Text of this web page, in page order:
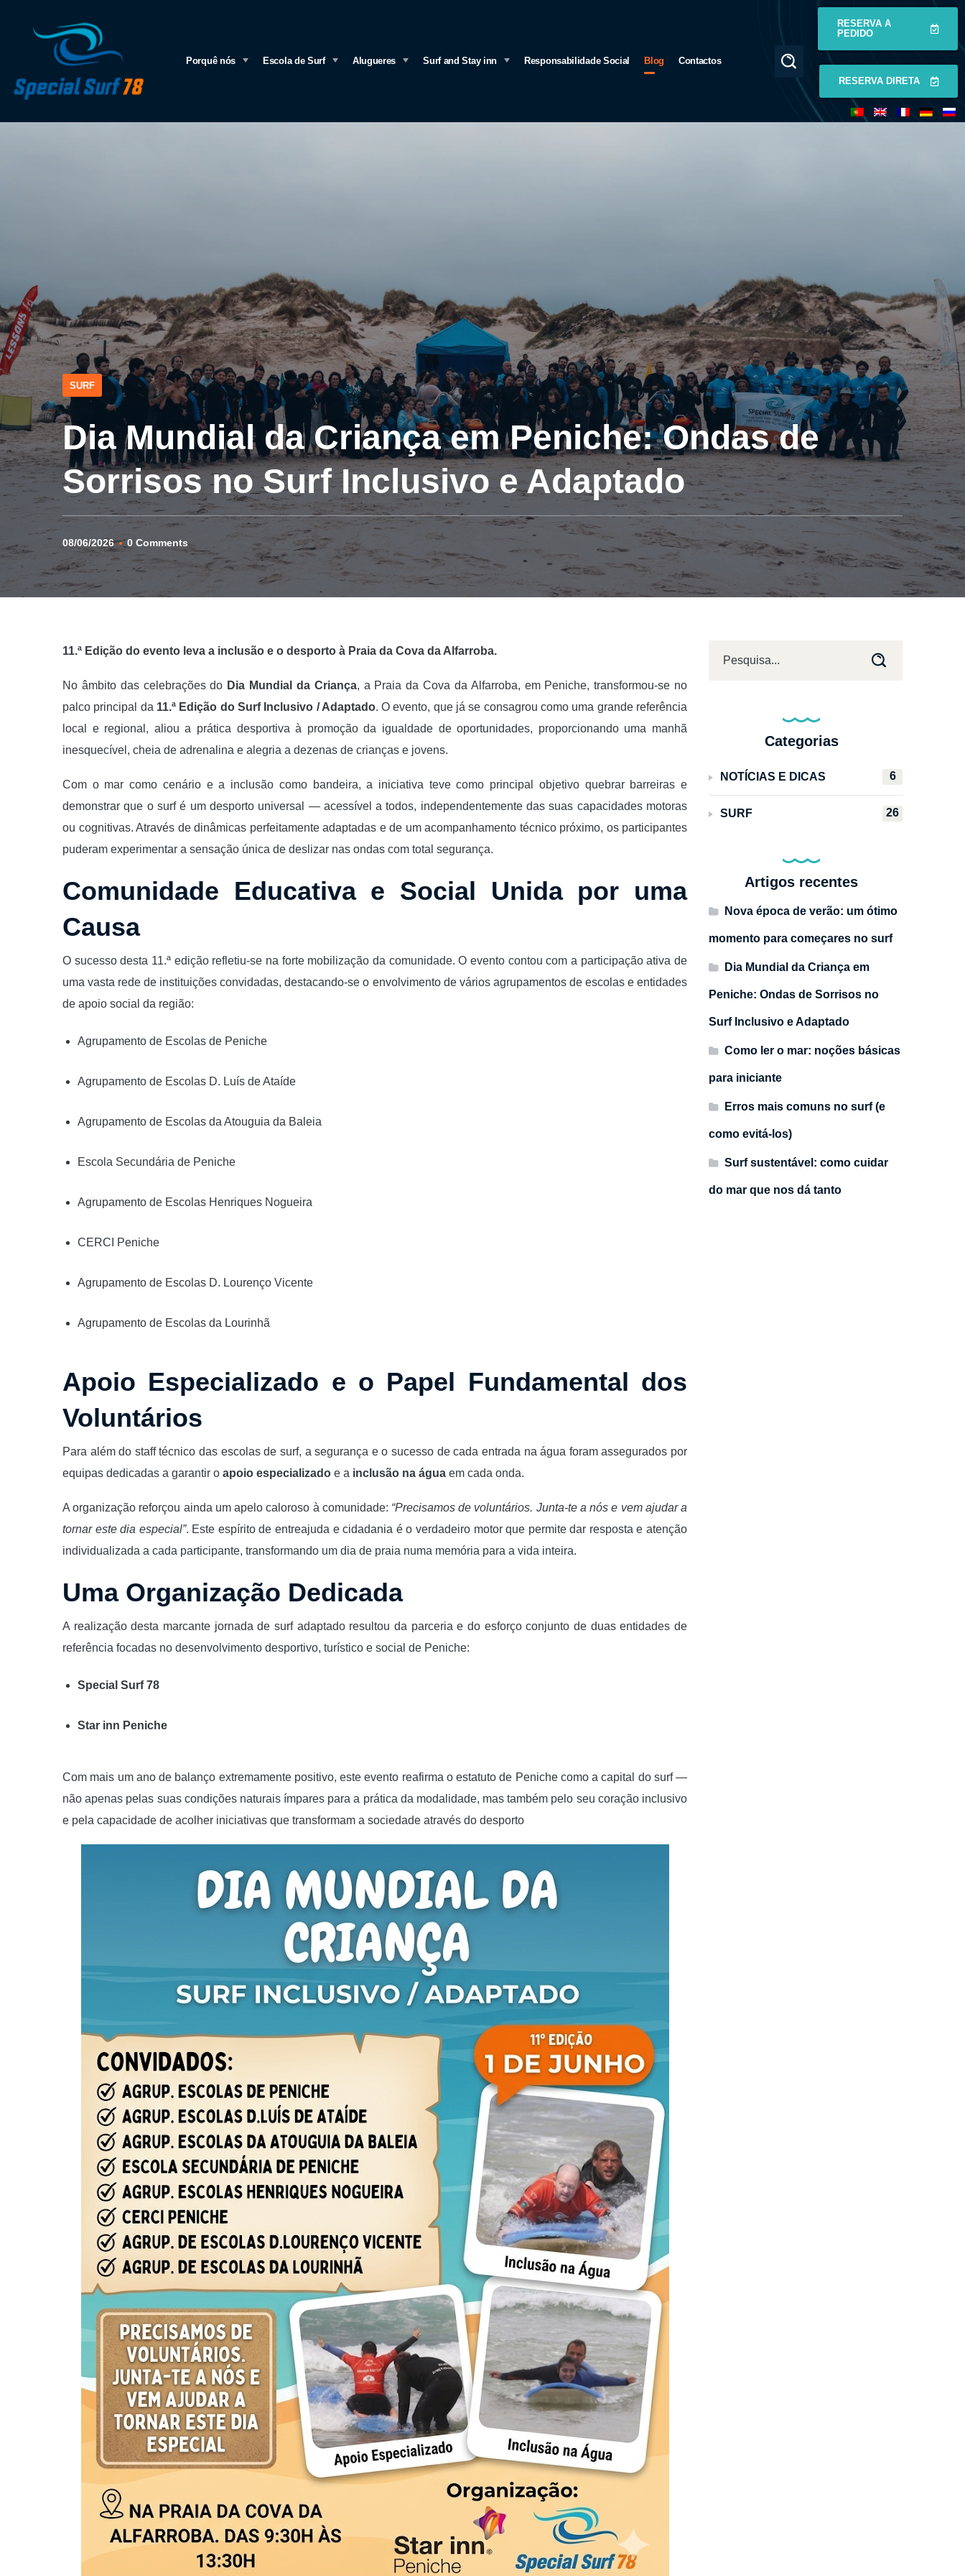
Porquê nós Escola de Surf Alugueres Surf and Stay inn Responsabilidade Social Blog Contactos
RESERVA A
PEDIDO
RESERVA DIRETA
SURF
Dia Mundial da Criança em Peniche: Ondas de
Sorrisos no Surf Inclusivo e Adaptado
08/06/2026 0 Comments
11.ª Edição do evento leva a inclusão e o desporto à Praia da Cova da Alfarroba.
No âmbito das celebrações do Dia Mundial da Criança, a Praia da Cova da Alfarroba, em Peniche, transformou-se no
palco principal da 11.ª Edição do Surf Inclusivo / Adaptado. O evento, que já se consagrou como uma grande referência
local e regional, aliou a prática desportiva à promoção da igualdade de oportunidades, proporcionando uma manhã
inesquecível, cheia de adrenalina e alegria a dezenas de crianças e jovens.
Com o mar como cenário e a inclusão como bandeira, a iniciativa teve como principal objetivo quebrar barreiras e
demonstrar que o surf é um desporto universal — acessível a todos, independentemente das suas capacidades motoras
ou cognitivas. Através de dinâmicas perfeitamente adaptadas e de um acompanhamento técnico próximo, os participantes
puderam experimentar a sensação única de deslizar nas ondas com total segurança.
Comunidade Educativa e Social Unida por uma
Causa
O sucesso desta 11.ª edição refletiu-se na forte mobilização da comunidade. O evento contou com a participação ativa de
uma vasta rede de instituições convidadas, destacando-se o envolvimento de vários agrupamentos de escolas e entidades
de apoio social da região:
Agrupamento de Escolas de Peniche
Agrupamento de Escolas D. Luís de Ataíde
Agrupamento de Escolas da Atouguia da Baleia
Escola Secundária de Peniche
Agrupamento de Escolas Henriques Nogueira
CERCI Peniche
Agrupamento de Escolas D. Lourenço Vicente
Agrupamento de Escolas da Lourinhã
Apoio Especializado e o Papel Fundamental dos
Voluntários
Para além do staff técnico das escolas de surf, a segurança e o sucesso de cada entrada na água foram assegurados por
equipas dedicadas a garantir o apoio especializado e a inclusão na água em cada onda.
A organização reforçou ainda um apelo caloroso à comunidade: “Precisamos de voluntários. Junta-te a nós e vem ajudar a
tornar este dia especial”. Este espírito de entreajuda e cidadania é o verdadeiro motor que permite dar resposta e atenção
individualizada a cada participante, transformando um dia de praia numa memória para a vida inteira.
Uma Organização Dedicada
A realização desta marcante jornada de surf adaptado resultou da parceria e do esforço conjunto de duas entidades de
referência focadas no desenvolvimento desportivo, turístico e social de Peniche:
Special Surf 78
Star inn Peniche
Com mais um ano de balanço extremamente positivo, este evento reafirma o estatuto de Peniche como a capital do surf —
não apenas pelas suas condições naturais ímpares para a prática da modalidade, mas também pelo seu coração inclusivo
e pela capacidade de acolher iniciativas que transformam a sociedade através do desporto
Categorias
NOTÍCIAS E DICAS 6
SURF 26
Artigos recentes
Nova época de verão: um ótimo
momento para começares no surf
Dia Mundial da Criança em
Peniche: Ondas de Sorrisos no
Surf Inclusivo e Adaptado
Como ler o mar: noções básicas
para iniciante
Erros mais comuns no surf (e
como evitá-los)
Surf sustentável: como cuidar
do mar que nos dá tanto